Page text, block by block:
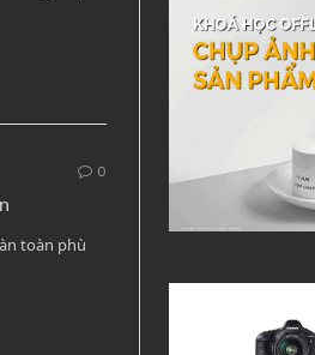
0
toàn phù